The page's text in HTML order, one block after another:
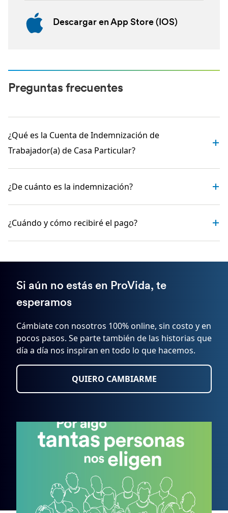
Descargar en App Store (IOS)
Preguntas frecuentes
¿Qué es la Cuenta de Indemnización de
Trabajador(a) de Casa Particular?
¿De cuánto es la indemnización?
¿Cuándo y cómo recibiré el pago?
Si aún no estás en ProVida, te
esperamos
Cámbiate con nosotros 100% online, sin costo y en
pocos pasos. Se parte también de las historias que
día a día nos inspiran en todo lo que hacemos.
QUIERO CAMBIARME